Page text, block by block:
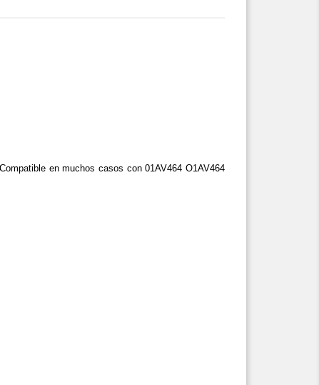
en muchos casos con 01AV464 O1AV464